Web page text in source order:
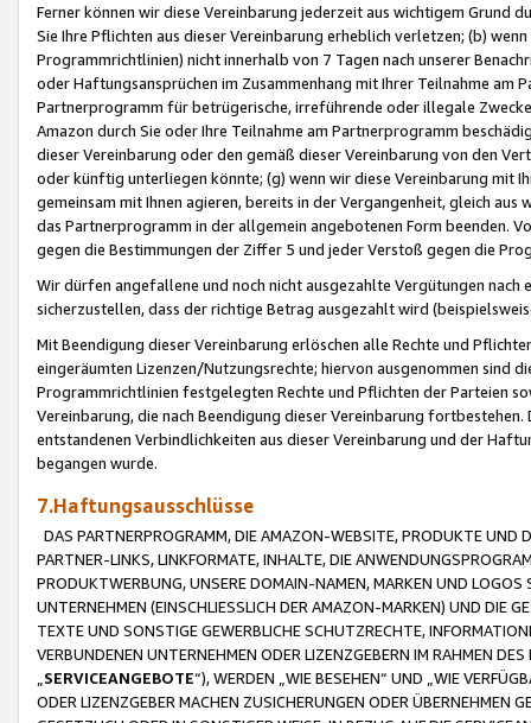
Ferner können wir diese Vereinbarung jederzeit aus wichtigem Grund
Sie Ihre Pflichten aus dieser Vereinbarung erheblich verletzen; (b)
Programmrichtlinien) nicht innerhalb von 7 Tagen nach unserer
oder Haftungsansprüchen im Zusammenhang mit Ihrer Teilnahme am
Partnerprogramm für betrügerische, irreführende oder illegale
Amazon durch Sie oder Ihre Teilnahme am Partnerprogramm
dieser Vereinbarung oder den gemäß dieser Vereinbarung von den
oder künftig unterliegen könnte; (g) wenn wir diese Vereinbarung mit
gemeinsam mit Ihnen agieren, bereits in der Vergangenheit, gleich
das Partnerprogramm in der allgemein angebotenen Form beenden.
gegen die Bestimmungen der Ziffer 5 und jeder Verstoß gegen die
Wir dürfen angefallene und noch nicht ausgezahlte Vergütungen
sicherzustellen, dass der richtige Betrag ausgezahlt wird
Mit Beendigung dieser Vereinbarung erlöschen alle Rechte und
eingeräumten Lizenzen/Nutzungsrechte; hiervon ausgenommen sind
Programmrichtlinien festgelegten Rechte und Pflichten der Parteien
Vereinbarung, die nach Beendigung dieser Vereinbarung
entstandenen Verbindlichkeiten aus dieser Vereinbarung und der
begangen wurde.
7.Haftungsausschlüsse
DAS PARTNERPROGRAMM, DIE AMAZON-WEBSITE, PRODUKTE UND
PARTNER-LINKS, LINKFORMATE, INHALTE, DIE
PRODUKTWERBUNG, UNSERE DOMAIN-NAMEN, MARKEN UND
UNTERNEHMEN (EINSCHLIESSLICH DER AMAZON-MARKEN) UND DIE
TEXTE UND SONSTIGE GEWERBLICHE SCHUTZRECHTE,
VERBUNDENEN UNTERNEHMEN ODER LIZENZGEBERN IM RAHMEN
SERVICEANGEBOTE“), WERDEN „WIE BESEHEN“ UND „WIE
ODER LIZENZGEBER MACHEN ZUSICHERUNGEN ODER ÜBERNEHMEN